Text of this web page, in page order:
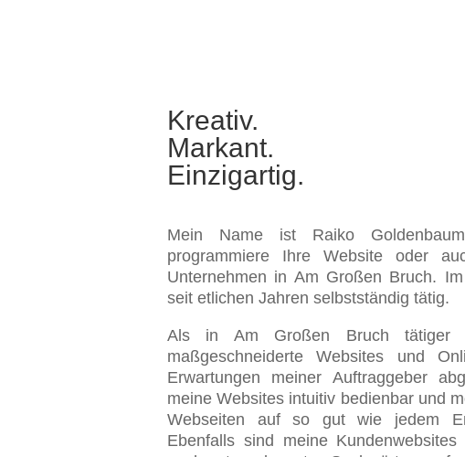
Kreativ.
Markant.
Einzigartig.
Mein Name ist Raiko
programmiere Ihre Website oder
Unternehmen in Am Großen Bruch.
seit etlichen Jahren selbstständig tätig.
Als in Am Großen Bruch tätiger
maßgeschneiderte Websites und
Erwartungen meiner Auftraggeber
meine Websites intuitiv bedienbar und
Webseiten auf so gut wie jedem
Ebenfalls sind meine